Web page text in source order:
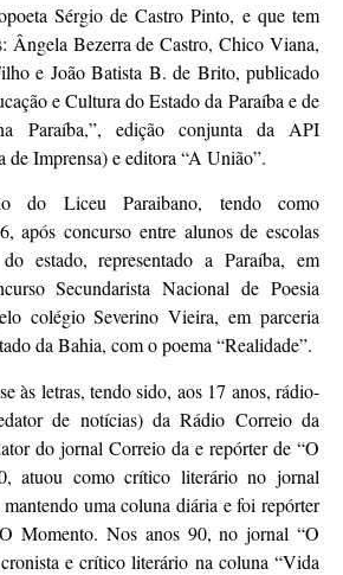
Sérgio de Castro Pinto, e que tem
Ângela Bezerra de Castro, Chico Viana,
e João Batista B. de Brito, publicado
e Cultura do Estado da Paraíba e de
Paraíba,”, edição conjunta da API
de Imprensa) e editora “A União”.
do Liceu Paraibano, tendo como
após concurso entre alunos de escolas
estado, representado a Paraíba, em
Secundarista Nacional de Poesia
colégio Severino Vieira, em parceria
da Bahia, com o poema “Realidade”.
às letras, tendo sido, aos 17 anos, rádio-
de notícias) da Rádio Correio da
do jornal Correio da e repórter de “O
atuou como crítico literário no jornal
uma coluna diária e foi repórter
Momento. Nos anos 90, no jornal “O
e crítico literário na coluna “Vida